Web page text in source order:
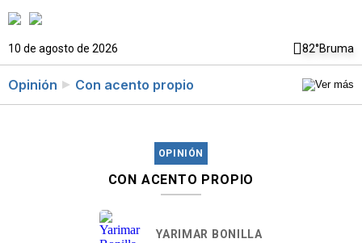
10 de agosto de 2026 82°Bruma
Opinión Con acento propio
OPINIÓN
CON ACENTO PROPIO
YARIMAR BONILLA